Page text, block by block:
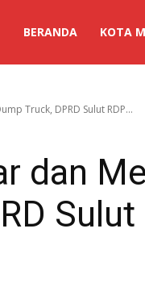
BERANDA KOTA
Truck, DPRD Sulut RDP...
dan